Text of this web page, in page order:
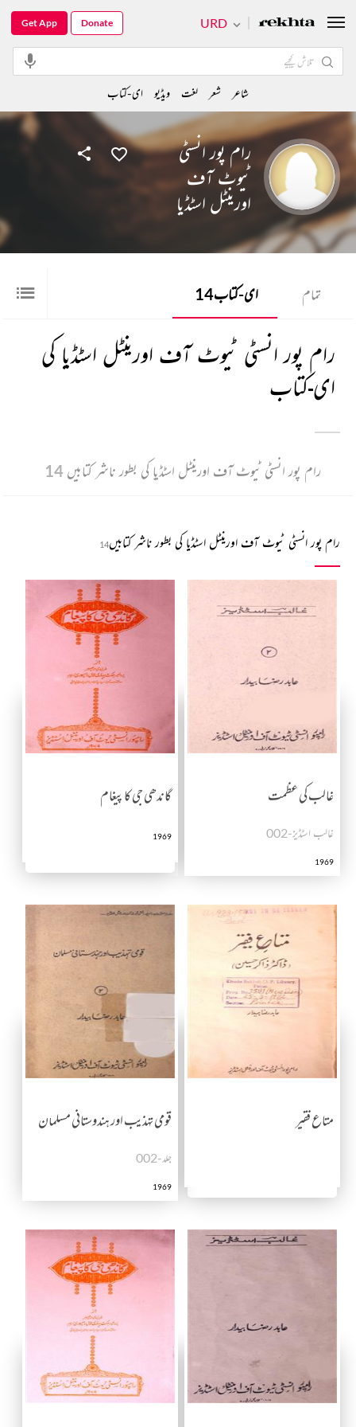
رام پور انسٹی
ٹیوٹ آف
اورینٹل اسٹڈیإ
تمام ای-کتاب14
رام پور انسٹی ٹیوٹ آف اورینٹل اسٹڈیإ کی
ای-کتاب
رام پور انسٹی ٹیوٹ آف اورینٹل اسٹڈیإ کی بطور ناشر کتابیں 14
رام پور انسٹی ٹیوٹ آف اورینٹل اسٹڈیإ کی بطور ناشر کتابیں14
غالب کی عظمت
غالب اسٹڈیز-002
1969
گاندھی جی کا پیغام
1969
متاع فقیر قومی تہذیب اور ہندوستانی مسلمان
جلد-002
1969
URD
Get App Donate
شاعر شعر لغت ویڈیو ای-کتاب